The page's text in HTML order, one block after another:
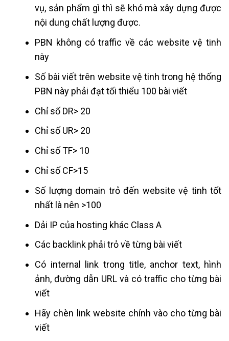
vụ, sản phẩm gì thì sẽ khó mà xây dựng được
nội dung chất lượng được.
PBN không có traffic về các website vệ tinh
này
Số bài viết trên website vệ tinh trong hệ thống
PBN này phải đạt tối thiểu 100 bài viết
Chỉ số DR> 20
Chỉ số UR> 20
Chỉ số TF> 10
Chỉ số CF>15
Số lượng domain trỏ đến website vệ tinh tốt
nhất là nên >100
Dải IP của hosting khác Class A
Các backlink phải trỏ về từng bài viết
Có internal link trong title, anchor text, hình
ảnh, đường dẫn URL và có traffic cho từng bài
viết
Hãy chèn link website chính vào cho từng bài
viết